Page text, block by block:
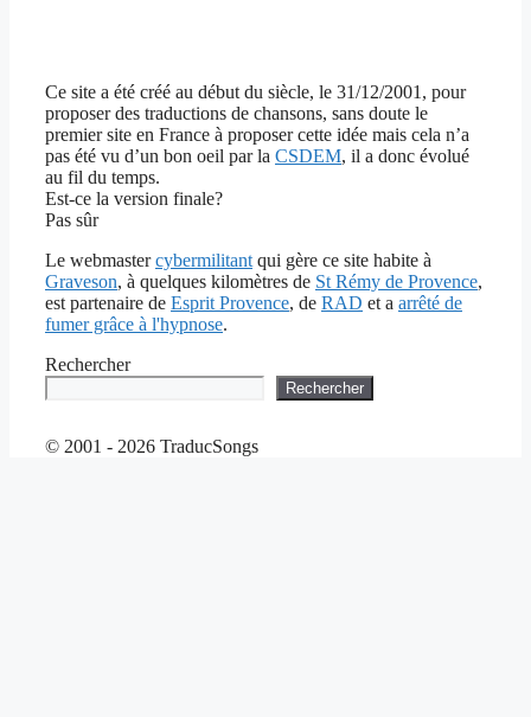
Ce site a été créé au début du siècle, le 31/12/2001, pour
proposer des traductions de chansons, sans doute le
premier site en France à proposer cette idée mais cela n’a
pas été vu d’un bon oeil par la CSDEM, il a donc évolué
au fil du temps.
Est-ce la version finale?
Pas sûr
Le webmastercybermilitant qui gère ce site habite à
Graveson, à quelques kilomètres de St Rémy de Provence,
est partenaire de Esprit Provence, de RAD et a arrêté de
fumer grâce à l'hypnose.
Rechercher
Rechercher
© 2001 - 2026 TraducSongs